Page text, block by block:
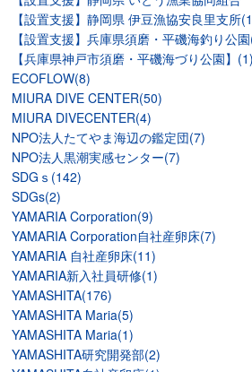
【設置支援】静岡県 伊豆漁協安良里支所
【設置支援】兵庫県須磨・平磯海釣り公
【兵庫県神戸市須磨・平磯海づり公園】(1)
ECOFLOW(8)
MIURA DIVE CENTER(50)
MIURA DIVECENTER(4)
NPO法人たてやま海辺の鑑定団(7)
NPO法人黒潮実感センター(7)
SDGｓ(142)
SDGs(2)
YAMARIA Corporation(9)
YAMARIA Corporation自社産卵床(7)
YAMARIA 自社産卵床(11)
YAMARIA新入社員研修(1)
YAMASHITA(176)
YAMASHITA Maria(5)
YAMASHITA Maria(1)
YAMASHITA研究開発部(2)